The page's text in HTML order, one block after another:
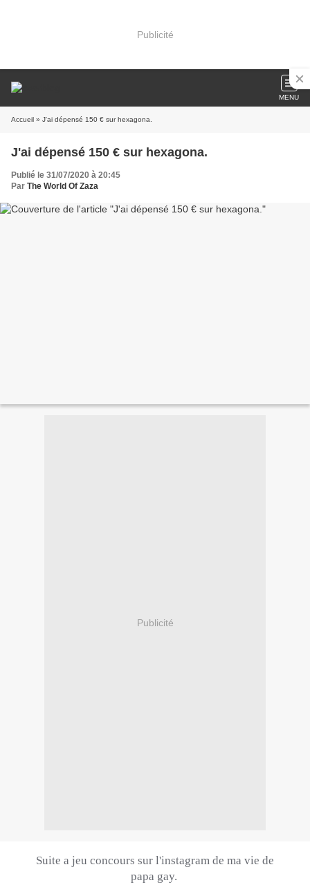
Publicité
MENU
Accueil » J'ai dépensé 150 € sur hexagona.
J'ai dépensé 150 € sur hexagona.
Publié le 31/07/2020 à 20:45
Par The World Of Zaza
Publicité
Suite a jeu concours sur l'instagram de ma vie de
papa gay.